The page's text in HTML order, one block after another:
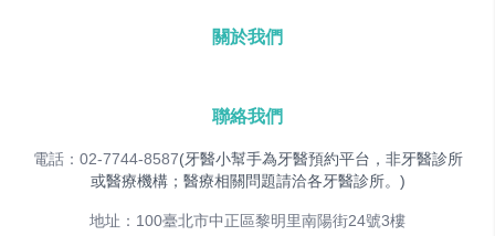
關於我們
聯絡我們
電話：02-7744-8587(牙醫小幫手為牙醫預約平台，非牙醫診所
或醫療機構；醫療相關問題請洽各牙醫診所。)
地址：100臺北市中正區黎明里南陽街24號3樓